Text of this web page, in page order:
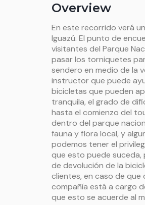
Overview
En este recorrido verá
Iguazú. El punto de
visitantes del Parque
pasar los torniquetes
sendero en medio de la
instructor que puede
bicicletas que pueden
tranquila, el grado de
hasta el comienzo del
dentro del parque
fauna y flora local, y
podemos tener el
que esto puede suceda,
de devolución de la
clientes, en caso de que
compañía está a cargo
que esto se acuerde al